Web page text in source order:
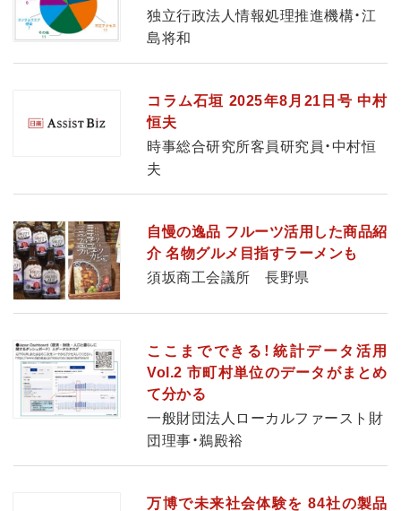
独立行政法人情報処理推進機構・江
島将和
コラム石垣 2025年8月21日号 中村
恒夫
時事総合研究所客員研究員・中村恒
夫
自慢の逸品 フルーツ活用した商品紹
介 名物グルメ目指すラーメンも
須坂商工会議所 長野県
ここまでできる！統計データ活用
Vol.2 市町村単位のデータがまとめ
て分かる
一般財団法人ローカルファースト財
団理事・鵜殿裕
万博で未来社会体験を 84社の製品